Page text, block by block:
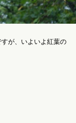
が、いよいよ紅葉の